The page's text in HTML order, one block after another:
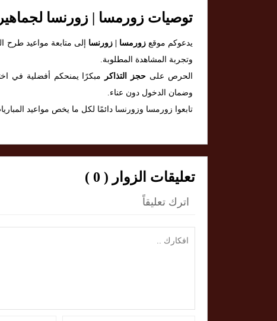
توصيات زورمسا | زورنسا لجماهير مباريات
يدعوكم موقعزورمسا | زورنسا إلى متابعة مواعيد طرح
وتجربة المشاهدة المطلوبة.
الحرص على حجز التذاكر مبكرًا يمنحكم أفضلية في
وضمان الدخول دون عناء.
تابعوا زورمسا وزورنسا دائمًا لكل ما يخص مواعيد
تعليقات الزوار ( 0 )
اترك تعليقاً